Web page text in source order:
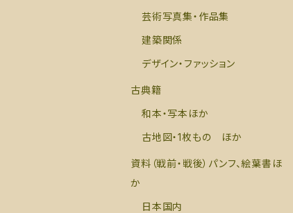
芸術写真集・作品集
建築関係
デザイン・ファッション
古典籍
和本・写本ほか
古地図・1枚もの ほか
資料（戦前・戦後）パンフ、絵葉書ほ
か
日本国内